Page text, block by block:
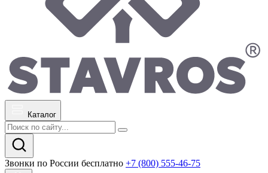
Каталог
Звонки по России бесплатно +7 (800) 555-46-75